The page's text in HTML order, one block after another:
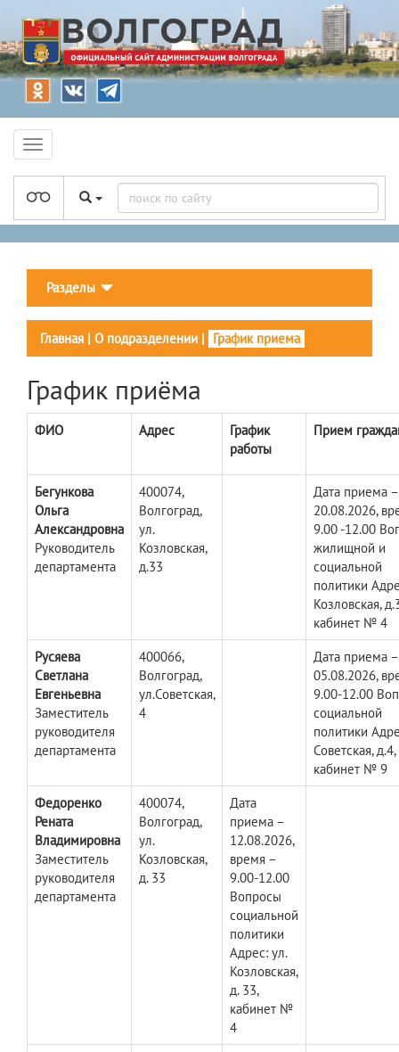
Разделы
Главная | О подразделении | График приема
График приёма
ФИО Адрес
График
работы
Прием
Бегункова
Ольга
Александровна
Руководитель
департамента
400074,
Волгоград,
ул.
Козловская,
д.33
Дата приема –
20.08.2026,
9.00 -12.00
жилищной и
социальной
политики
Козловская,
кабинет № 4
Русяева
Светлана
Евгеньевна
Заместитель
руководителя
департамента
400066,
Волгоград,
ул.Советская,
4
Дата приема –
05.08.2026,
9.00-12.00
социальной
политики
Советская, д.4,
кабинет № 9
Федоренко
Рената
Владимировна
Заместитель
руководителя
департамента
400074,
Волгоград,
ул.
Козловская,
д. 33
Дата
приема –
12.08.2026,
время –
9.00-12.00
Вопросы
социальной
политики
Адрес: ул.
Козловская,
д. 33,
кабинет №
4